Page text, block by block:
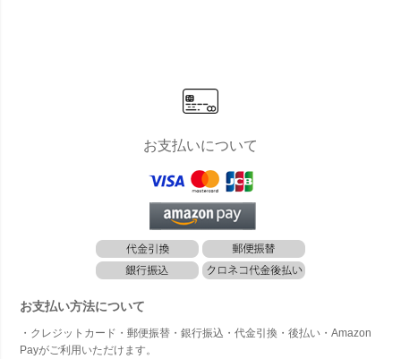
お支払いについて
お支払い方法について
・クレジットカード・郵便振替・銀行振込・代金引換・後払い・Amazon
Payがご利用いただけます。